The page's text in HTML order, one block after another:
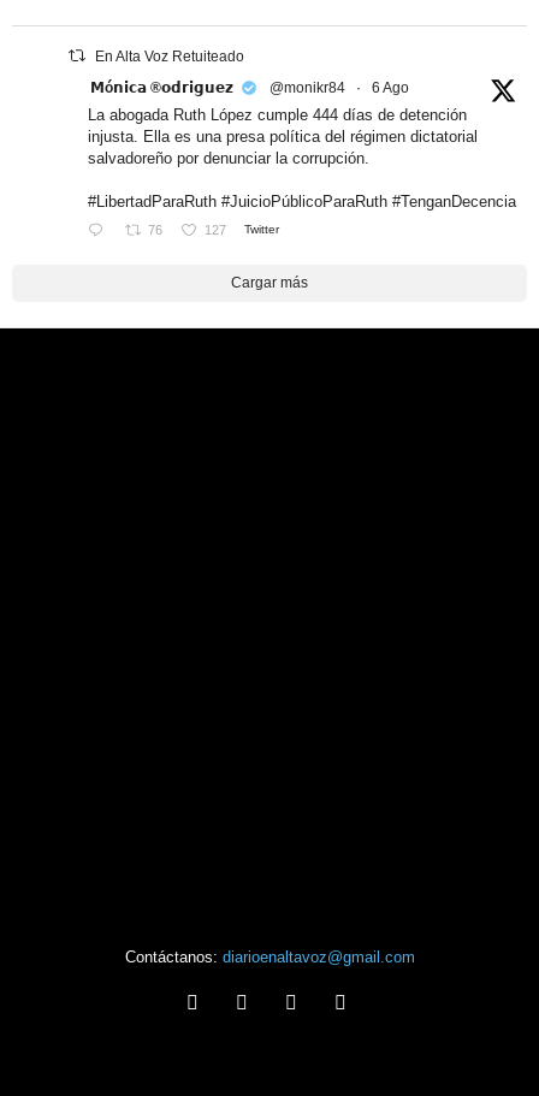
En Alta Voz Retuiteado
𝗠ó𝗻𝗶𝗰𝗮 ®𝗼𝗱𝗿𝗶𝗴𝘂𝗲𝘇
@monikr84 · 6 Ago
La abogada Ruth López cumple 444 días de detención
injusta. Ella es una presa política del régimen dictatorial
salvadoreño por denunciar la corrupción.
#LibertadParaRuth #JuicioPúblicoParaRuth #TenganDecencia
76 127 Twitter
Cargar más
Contáctanos: diarioenaltavoz@gmail.com